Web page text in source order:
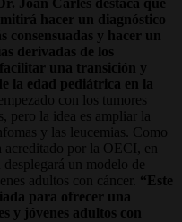
hacer un diagnóstico
consensuadas y hacer un
derivadas de los
una transición y
la edad pediátrica en la
con los tumores
pero la idea es ampliar la
y las leucemias. Como
por la OECI, en
un modelo de
adultos con cáncer. “Este
para ofrecer una
y jóvenes adultos con